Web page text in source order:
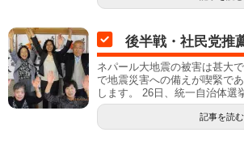
後半戦・社民党推
ネパール大地震の被害は甚大
で地震災害への備えが喫緊で
します。 26日、統一自治体選
記事を読む